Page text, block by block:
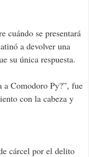
cuándo se presentará
a devolver una
su única respuesta.
a Comodoro Py?”, fue
con la cabeza y
cárcel por el delito